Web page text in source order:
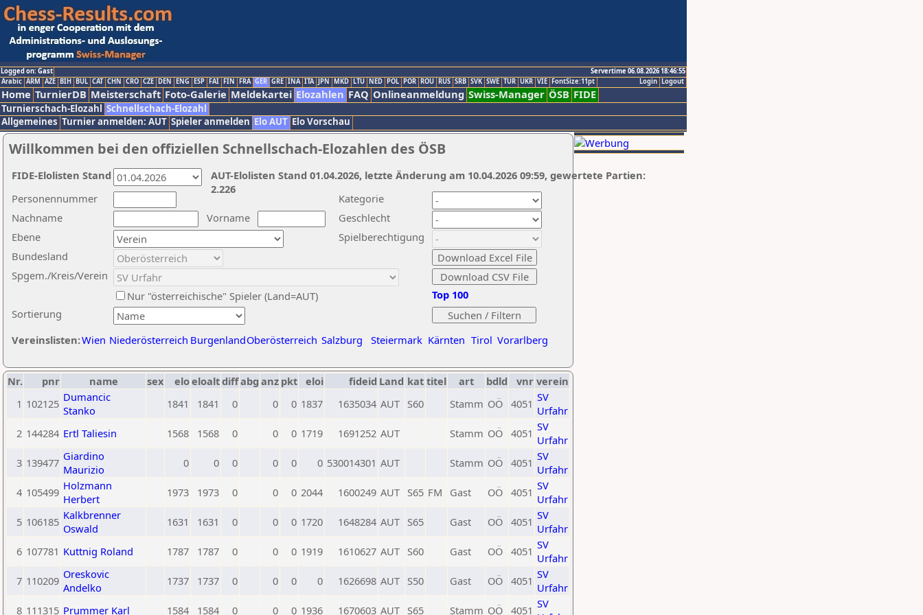
Logged on: Gast
Servertime 06.08.2026 18:46:55
Logout
Login
Arabic ARM AZE BIH BUL CAT CHN CRO CZE DEN ENG ESP FAI FIN FRA GER GRE INA ITA JPN MKD LTU NED POL POR ROU RUS SRB SVK SWE TUR UKR VIE FontSize:11pt
Home TurnierDB Meisterschaft Foto-Galerie Meldekartei Elozahlen FAQ Onlineanmeldung Swiss-Manager ÖSB FIDE
Turnierschach-Elozahl Schnellschach-Elozahl
Allgemeines Turnier anmelden: AUT Spieler anmelden Elo AUT Elo Vorschau
Willkommen bei den offiziellen Schnellschach-Elozahlen des ÖSB
Nachname
Vorname
Ebene
Kategorie
Sortierung
Personennummer
Bundesland
Spgem./Kreis/Verein
Geschlecht
Nur "österreichische" Spieler (Land=AUT)
Spielberechtigung
Vereinslisten:Wien Niederösterreich BurgenlandOberösterreich Salzburg Steiermark Kärnten Tirol Vorarlberg
Top 100
AUT-Elolisten Stand 01.04.2026, letzte Änderung am 10.04.2026 09:59, gewertete Partien:
2.226
FIDE-Elolisten Stand
Nr. pnr name sex eloeloaltdiffabg anz pkt eloi fideid Land kat titel art bdld vnr verein
1 102125 Dumancic
Stanko
1841 1841 0 0 0 1837 1635034 AUT S60 Stamm OÖ 4051 SV
Urfahr
2 144284 Ertl Taliesin 1568 1568 0 0 0 1719 1691252 AUT Stamm OÖ 4051 SV
Urfahr
3 139477 Giardino
Maurizio
0 0 0 0 0 0 530014301 AUT Stamm OÖ 4051 SV
Urfahr
4 105499 Holzmann
Herbert
1973 1973 0 0 0 2044 1600249 AUT S65 FM Gast OÖ 4051 SV
Urfahr
5 106185 Kalkbrenner
Oswald
1631 1631 0 0 0 1720 1648284 AUT S65 Gast OÖ 4051 SV
Urfahr
6 107781 Kuttnig Roland 1787 1787 0 0 0 1919 1610627 AUT S60 Gast OÖ 4051 SV
Urfahr
7 110209 Oreskovic
Andelko
1737 1737 0 0 0 0 1626698 AUT S50 Gast OÖ 4051 SV
Urfahr
8 111315 Prummer Karl 1584 1584 0 0 0 1936 1670603 AUT S65 Stamm OÖ 4051 SV